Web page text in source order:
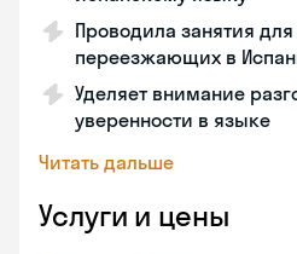
Проводила занятия
переезжающих в
Уделяет внимание
уверенности в языке
Читать дальше
Услуги и цены